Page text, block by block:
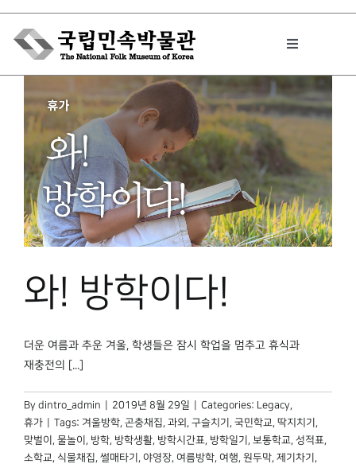
Skip
content
Toggle
박물관에서는
민속이야기
민속 인사이드
원문보기 PDF
박물관 홈페이지
와! 방학이다!
더운 여름과 추운 겨울, 학생들은 잠시 학업을 멈추고 휴식과
재충전의 [...]
By dintro_admin 2019년 8월 29일 Categories: Legacy,
휴가
Tags: 겨울방학, 곤충채집, 과외 , 구슬치기 , 국민학교, 딱지치기 ,
맞벌이 , 물놀이 , 방학, 방학생활, 방학시간표, 방학일기 , 보통학교, 성적표,
소학교, 식물채집, 썰매타기 , 야영장, 여름방학, 여행, 원두막, 제기차기 ,